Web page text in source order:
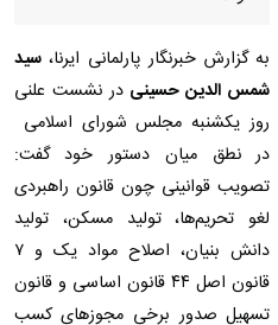
شمس الدین حسینیدر نشست علنی
روز یکشنبه مجلس شورای اسلامی در
نطق میان دستور خود گفت: تصویب
قوانینی چون قانون راهبردی لغو
تحریم‌ها، تولید مسکن، تولید دانش
بنیان، اصلاح مواد یک و ۷ قانون
اصل ۴۴ قانون اساسی و قانون
تسهیل صدور برخی مجوزهای کسب و
کار از جمله اقدامات مهم و موثر بوده